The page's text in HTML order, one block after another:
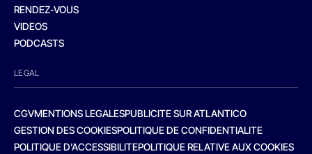
RENDEZ-VOUS
VIDEOS
PODCASTS
LEGAL
CGVMENTIONS LEGALESPUBLICITE SUR ATLANTICO
GESTION DES COOKIESPOLITIQUE DE CONFIDENTIALITE
POLITIQUE D’ACCESSIBILITEPOLITIQUE RELATIVE AUX COOKIES